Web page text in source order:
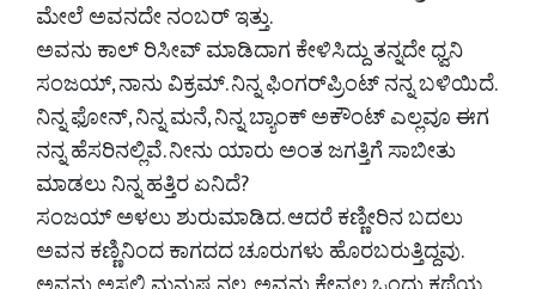
ಮೇಲೆ ಅವನದೇ ನಂಬರ್ ಇತ್ತು.
ಅವನು ಕಾಲ್ ರಿಸೀವ್ ಮಾಡಿದಾಗ ಕೇಳಿಸಿದ್ದು ತನ್ನದೇ ಧ್ವನಿ
ಸಂಜಯ್, ನಾನು ವಿಕ್ರಮ್. ನಿನ್ನ ಫಿಂಗರ್‌ಪ್ರಿಂಟ್ ನನ್ನ ಬಳಿಯಿದೆ.
ನಿನ್ನ ಫೋನ್, ನಿನ್ನ ಮನೆ, ನಿನ್ನ ಬ್ಯಾಂಕ್ ಅಕೌಂಟ್ ಎಲ್ಲವೂ ಈಗ
ನನ್ನ ಹೆಸರಿನಲ್ಲಿವೆ. ನೀನು ಯಾರು ಅಂತ ಜಗತ್ತಿಗೆ ಸಾಬೀತು
ಮಾಡಲು ನಿನ್ನ ಹತ್ತಿರ ಏನಿದೆ?
ಸಂಜಯ್ ಅಳಲು ಶುರುಮಾಡಿದ. ಆದರೆ ಕಣ್ಣೀರಿನ ಬದಲು
ಅವನ ಕಣ್ಣಿನಿಂದ ಕಾಗದದ ಚೂರುಗಳು ಹೊರಬರುತ್ತಿದ್ದವು.